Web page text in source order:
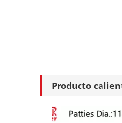
Producto